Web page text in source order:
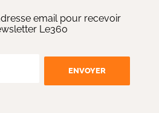
email pour recevoir
Le360
ENVOYER